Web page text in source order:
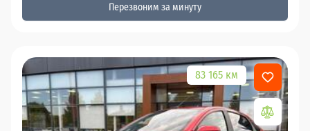
Перезвоним за минуту
83 165 км